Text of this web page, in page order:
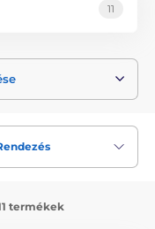
11
termékek